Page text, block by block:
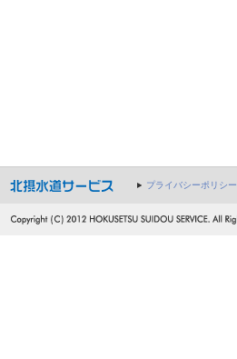
プライバシーポリシー